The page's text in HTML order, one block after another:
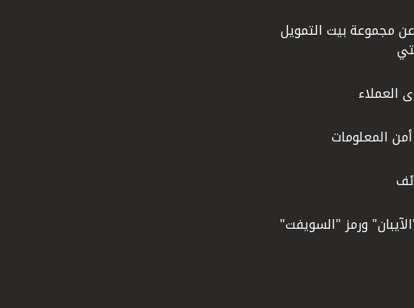
مجموعة بيت التمويل
العملاء
المعلومات
ورمز "السويفت"